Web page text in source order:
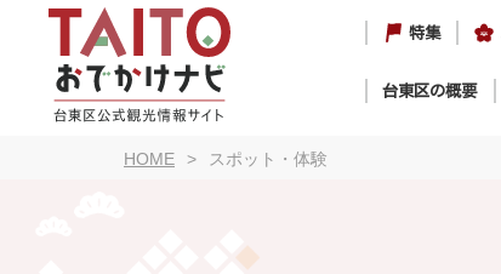
特集
台東区の概要
HOME スポット・体験